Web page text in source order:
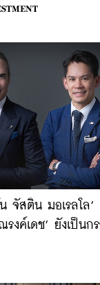
จัสติน มอเรลโล’
งค์เดช’ ยังเป็นก